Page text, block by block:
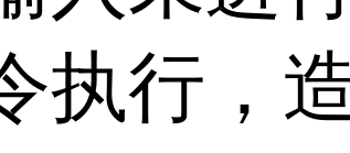
执行，